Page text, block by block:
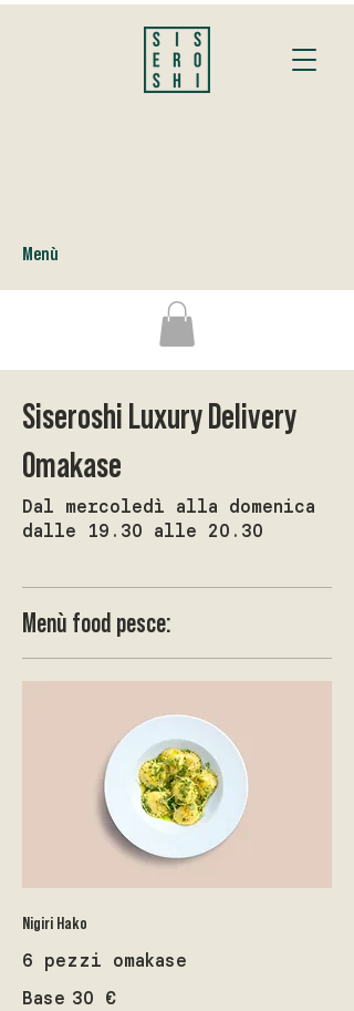
Menù
Siseroshi Luxury Delivery
Omakase
Dal mercoledì alla domenica
dalle 19.30 alle 20.30
Menù food pesce:
Nigiri Hako
6 pezzi omakase
Base 30 €